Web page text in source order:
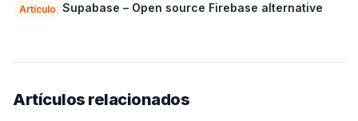
Artículo Supabase – Open source Firebase alternative
Artículos relacionados